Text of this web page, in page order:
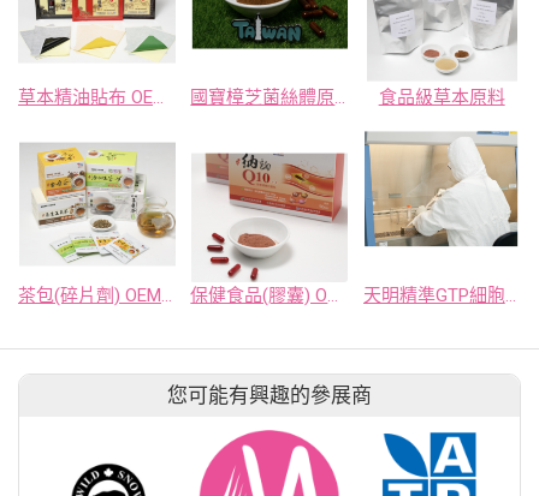
草本精油貼布 OEM/ODM 國寶樟芝菌絲體原料 食品級草本原料
茶包(碎片劑) OEM/ODM 保健食品(膠囊) OEM/ODM 天明精準GTP細胞製備中心 | 再生醫療技術、委託製造服務
您可能有興趣的參展商